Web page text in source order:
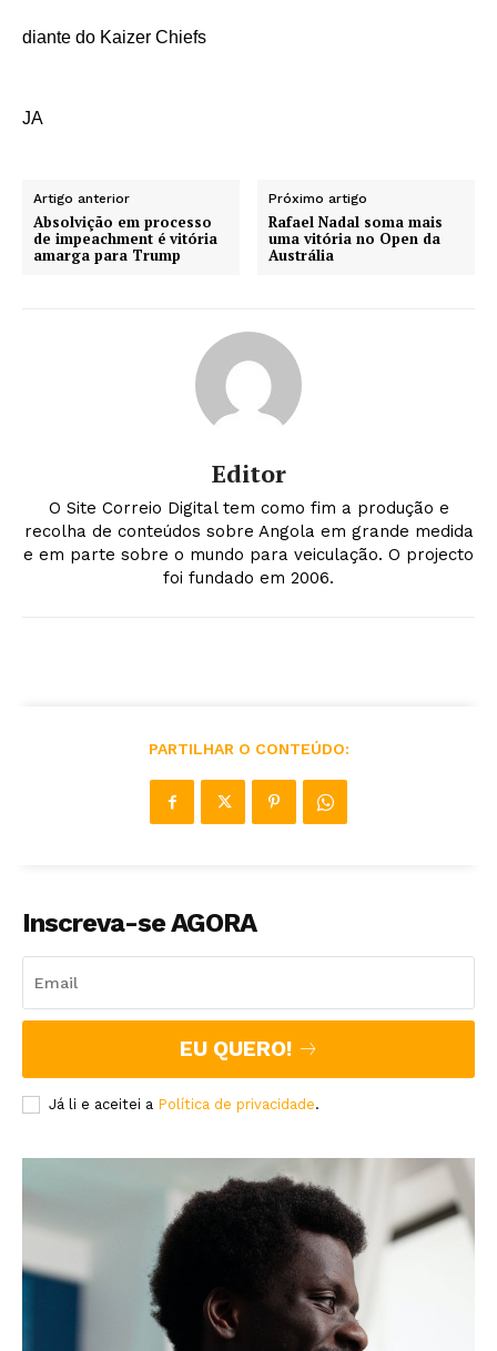
diante do Kaizer Chiefs
JA
Artigo anterior
Absolvição em processo
de impeachment é vitória
amarga para Trump
Próximo artigo
Rafael Nadal soma mais
uma vitória no Open da
Austrália
Editor
O Site Correio Digital tem como fim a produção e
recolha de conteúdos sobre Angola em grande medida
e em parte sobre o mundo para veiculação. O projecto
foi fundado em 2006.
PARTILHAR O CONTEÚDO:
Inscreva-se AGORA
EU QUERO!
Já li e aceitei a Política de privacidade.